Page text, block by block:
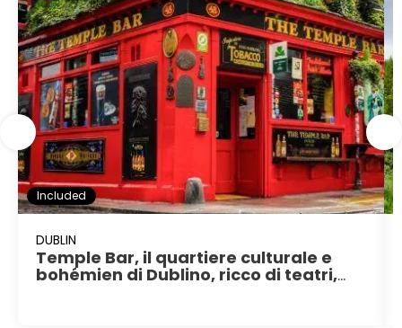
Included
DUBLIN
Temple Bar, il quartiere culturale e
bohémien di Dublino, ricco di teatri,